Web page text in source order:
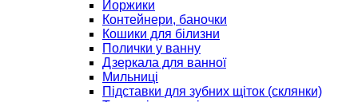
Йоржики
Контейнери, баночки
Кошики для білизни
Полички у ванну
Дзеркала для ванної
Мильниці
Підставки для зубних щіток (склянки)